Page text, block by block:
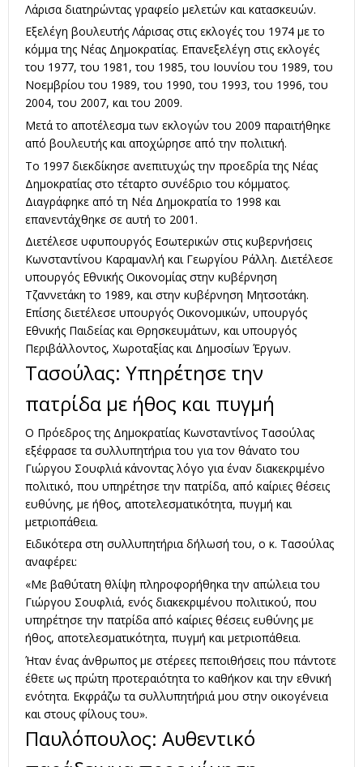
Λάρισα διατηρώντας γραφείο μελετών και κατασκευών.
Εξελέγη βουλευτής Λάρισας στις εκλογές του 1974 με το
κόμμα της Νέας Δημοκρατίας. Επανεξελέγη στις εκλογές
του 1977, του 1981, του 1985, του Ιουνίου του 1989, του
Νοεμβρίου του 1989, του 1990, του 1993, του 1996, του
2004, του 2007, και του 2009.
Μετά το αποτέλεσμα των εκλογών του 2009 παραιτήθηκε
από βουλευτής και αποχώρησε από την πολιτική.
Το 1997 διεκδίκησε ανεπιτυχώς την προεδρία της Νέας
Δημοκρατίας στο τέταρτο συνέδριο του κόμματος.
Διαγράφηκε από τη Νέα Δημοκρατία το 1998 και
επανεντάχθηκε σε αυτή το 2001.
Διετέλεσε υφυπουργός Εσωτερικών στις κυβερνήσεις
Κωνσταντίνου Καραμανλή και Γεωργίου Ράλλη. Διετέλεσε
υπουργός Εθνικής Οικονομίας στην κυβέρνηση
Τζαννετάκη το 1989, και στην κυβέρνηση Μητσοτάκη.
Επίσης διετέλεσε υπουργός Οικονομικών, υπουργός
Εθνικής Παιδείας και Θρησκευμάτων, και υπουργός
Περιβάλλοντος, Χωροταξίας και Δημοσίων Έργων.
Τασούλας: Υπηρέτησε την
πατρίδα με ήθος και πυγμή
Ο Πρόεδρος της Δημοκρατίας Κωνσταντίνος Τασούλας
εξέφρασε τα συλλυπητήρια του για τον θάνατο του
Γιώργου Σουφλιά κάνοντας λόγο για έναν διακεκριμένο
πολιτικό, που υπηρέτησε την πατρίδα, από καίριες θέσεις
ευθύνης, με ήθος, αποτελεσματικότητα, πυγμή και
μετριοπάθεια.
Ειδικότερα στη συλλυπητήρια δήλωσή του, ο κ. Τασούλας
αναφέρει:
«Με βαθύτατη θλίψη πληροφορήθηκα την απώλεια του
Γιώργου Σουφλιά, ενός διακεκριμένου πολιτικού, που
υπηρέτησε την πατρίδα από καίριες θέσεις ευθύνης με
ήθος, αποτελεσματικότητα, πυγμή και μετριοπάθεια.
Ήταν ένας άνθρωπος με στέρεες πεποιθήσεις που πάντοτε
έθετε ως πρώτη προτεραιότητα το καθήκον και την εθνική
ενότητα. Εκφράζω τα συλλυπητήριά μου στην οικογένεια
και στους φίλους του».
Παυλόπουλος: Αυθεντικό